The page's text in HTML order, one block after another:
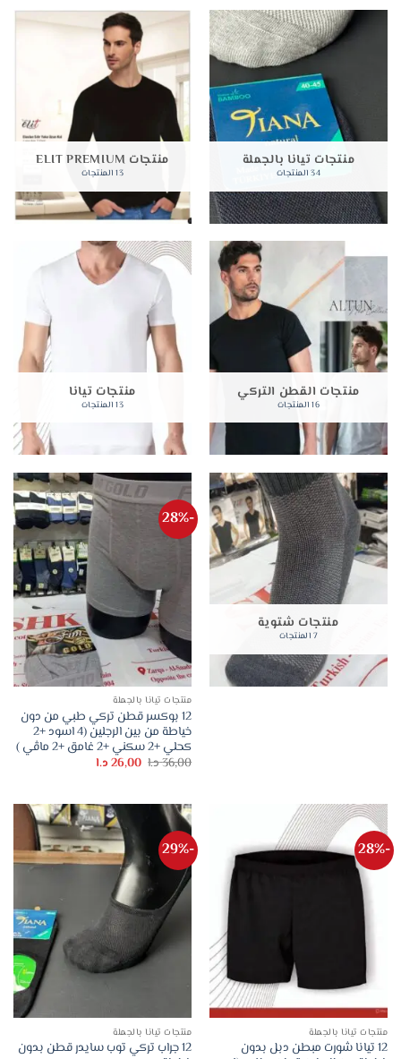
منتجات تيانا بالجملة
34 المنتجات
منتجات ELIT PREMIUM
13 المنتجات
منتجات القطن التركي
16 المنتجات
منتجات تيانا
13 المنتجات
منتجات شتوية
7 المنتجات
-28%
منتجات تيانا بالجملة
12 بوكسر قطن تركي طبي من دون
خياطة من بين الرجلين (4 اسود +2
كحلي +2 سكني +2 غامق +2 ماڤي )
36,00د.ا السعر
الأصلي
26,00د.االسعر
-28%
منتجات تيانا بالجملة
12 تيانا شورت مبطن دبل بدون
-29%
منتجات تيانا بالجملة
12 جراب تركي توب سايدر قطن بدون